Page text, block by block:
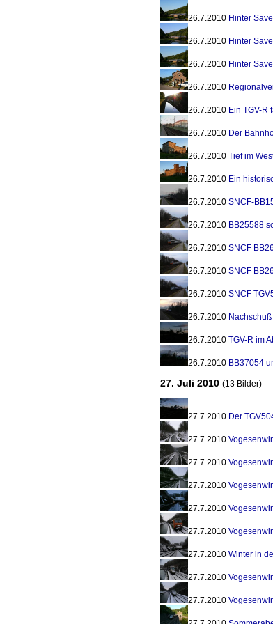
26.7.2010 Hinter
26.7.2010 Hinter
26.7.2010 Hinter
26.7.2010
26.7.2010 Ein TGV-R
26.7.2010 Der
26.7.2010 Tief im
26.7.2010 Ein
26.7.2010 SNCF-
26.7.2010 BB25588
26.7.2010 SNCF
26.7.2010 SNCF
26.7.2010 SNCF
26.7.2010
26.7.2010 TGV-R im
26.7.2010 BB37054
27. Juli 2010 (13 Bilder)
27.7.2010 Der
27.7.2010
27.7.2010
27.7.2010
27.7.2010
27.7.2010
27.7.2010 Winter in
27.7.2010
27.7.2010